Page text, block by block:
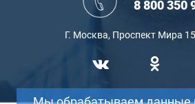
8 800 350
Г. Москва, Проспект Мира